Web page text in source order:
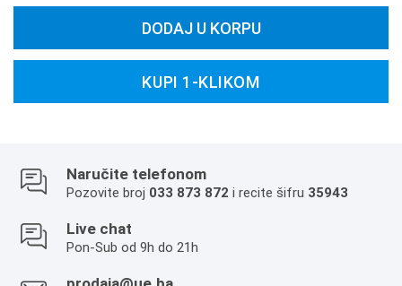
DODAJ U KORPU
KUPI 1-KLIKOM
Naručite telefonom
Pozovite broj 033 873 872 i recite šifru 35943
Live chat
Pon-Sub od 9h do 21h